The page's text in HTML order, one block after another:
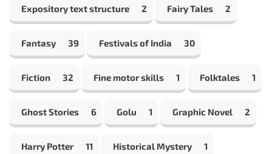
Expository text structure 2 Fairy Tales 2
Fantasy 39 Festivals of India 30
Fiction 32 Fine motor skills 1 Folktales 1
Ghost Stories 6 Golu 1 Graphic Novel 2
Harry Potter 11 Historical Mystery 1